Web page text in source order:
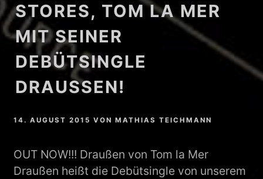
STORES, TOM LA MER
MIT SEINER
DEBÜTSINGLE
DRAUSSEN!
14. AUGUST 2015 VONMATHIAS TEICHMANN
OUT NOW!!! Draußen von Tom la Mer
Draußen heißt die Debütsingle von unserem